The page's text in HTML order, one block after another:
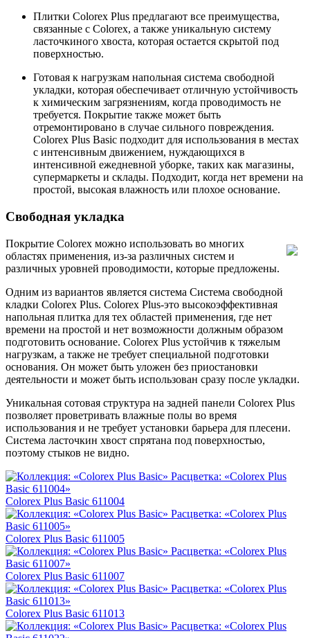
Плитки Colorex Plus предлагают все преимущества,
связанные с Colorex, а также уникальную систему
ласточкиного хвоста, которая остается скрытой под
поверхностью.
Готовая к нагрузкам напольная система свободной
укладки, которая обеспечивает отличную устойчивость
к химическим загрязнениям, когда проводимость не
требуется. Покрытие также может быть
отремонтировано в случае сильного повреждения.
Colorex Plus Basic подходит для использования в местах
с интенсивным движением, нуждающихся в
интенсивной ежедневной уборке, таких как магазины,
супермаркеты и склады. Подходит, когда нет времени на
простой, высокая влажность или плохое основание.
Свободная укладка
Покрытие Colorex можно использовать во многих
областях применения, из-за различных систем и
различных уровней проводимости, которые предложены.
Одним из вариантов является система Система свободной
кладки Colorex Plus. Colorex Plus-это высокоэффективная
напольная плитка для тех областей применения, где нет
времени на простой и нет возможности должным образом
подготовить основание. Colorex Plus устойчив к тяжелым
нагрузкам, а также не требует специальной подготовки
основания. Он может быть уложен без приостановки
деятельности и может быть использован сразу после укладки.
Уникальная сотовая структура на задней панели Colorex Plus
позволяет проветривать влажные полы во время
использования и не требует установки барьера для плесени.
Система ласточкин хвост спрятана под поверхностью,
поэтому стыков не видно.
Colorex Plus Basic 611004
Colorex Plus Basic 611005
Colorex Plus Basic 611007
Colorex Plus Basic 611013